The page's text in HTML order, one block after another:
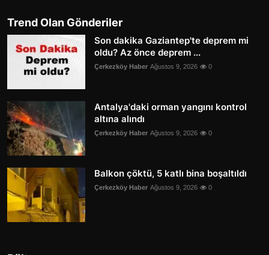
Trend Olan Gönderiler
Son dakika Gaziantep'te deprem mi
oldu? Az önce deprem ...
Çerkezköy Haber Ağustos 9, 2026 0
Antalya'daki orman yangını kontrol
altına alındı
Çerkezköy Haber Ağustos 9, 2026 0
Balkon çöktü, 5 katlı bina boşaltıldı
Çerkezköy Haber Ağustos 9, 2026 0